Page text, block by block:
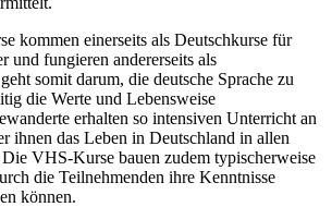
kommen einerseits als Deutschkurse für
und fungieren andererseits als
somit darum, die deutsche Sprache zu
die Werte und Lebensweise
erhalten so intensiven Unterricht an
ihnen das Leben in Deutschland in allen
VHS-Kurse bauen zudem typischerweise
die Teilnehmenden ihre Kenntnisse
können.